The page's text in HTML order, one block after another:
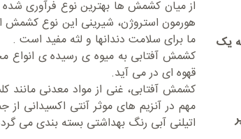
هورمون استروژن، شیرینی این نوع کشمش
ما برای سلامت دندانها و لثه مفید است .
کشمش آفتابی به میوه ی رسیده ی انواع
قهوه ای در می آید.
کشمش آفتابی، غنی از مواد معدنی مانند
مهم در آنزیم های موثر آنتی اکسیدانی
اتیلنی آبی رنگ بهداشتی بسته بندی می
یک